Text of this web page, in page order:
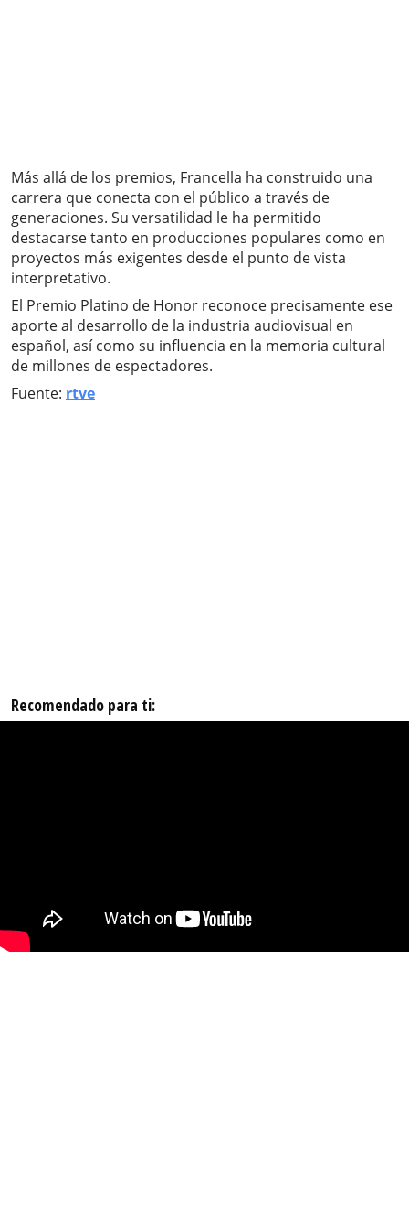
Más allá de los premios, Francella ha construido una
carrera que conecta con el público a través de
generaciones. Su versatilidad le ha permitido
destacarse tanto en producciones populares como en
proyectos más exigentes desde el punto de vista
interpretativo.
El Premio Platino de Honor reconoce precisamente ese
aporte al desarrollo de la industria audiovisual en
español, así como su influencia en la memoria cultural
de millones de espectadores.
Fuente: rtve
Recomendado para ti: